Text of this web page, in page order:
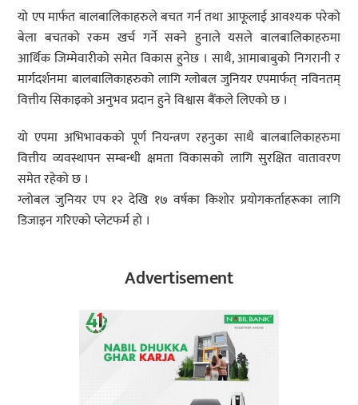
यो एप मार्फत बालबालिकाहरुले बचत गर्न तथा आफूलाई आवश्यक परेको
बेला बचतको रकम खर्च गर्ने सक्ने हुनाले यसले बालबालिकाहरुमा
आर्थिक जिम्मेवारीको समेत विकास हुनेछ । साथै, आमाबाबुको निगरानी र
मार्गदर्शनमा बालबालिकाहरुको लागि ग्लोबल जुनियर एपमार्फत् नविनतम्
वित्तीय सिकाइको अनुभव प्रदान हुने विश्वास बैंकले लिएको छ ।
यो एपमा अभिभावकको पूर्ण नियन्त्रण रहनुका साथै बालबालिकाहरुमा
वित्तीय व्यवस्थापन सम्बन्धी क्षमता विकासको लागि सुरक्षित वातावरण
समेत रहेको छ ।
ग्लोबल जुनियर एप १२ देखि १७ वर्षका किशोर प्रयोगकर्ताहरूका लागि
डिजाइन गरिएको प्लेटफर्म हो ।
Advertisement